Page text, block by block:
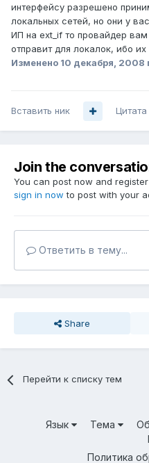
интерфейсу разрешено
локальных сетей, но они у
ИП на ext_if то провайдер вам
отправит для локалок, ибо
Изменено 10 декабря, 2008
Вставить ник Цитата
Join the
You can post now and
sign in now to post with your
Ответить в тему...
Share
Перейти к списку тем
Язык Тема
Политика